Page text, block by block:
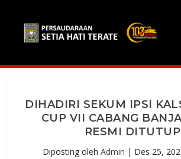
DIHADIRI SEKUM IPSI
CUP VII CABANG
RESMI DITUTUP
Diposting oleh Admin | Des 25,